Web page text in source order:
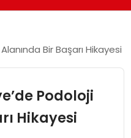
Bir Başarı Hikayesi
Podoloji
Hikayesi